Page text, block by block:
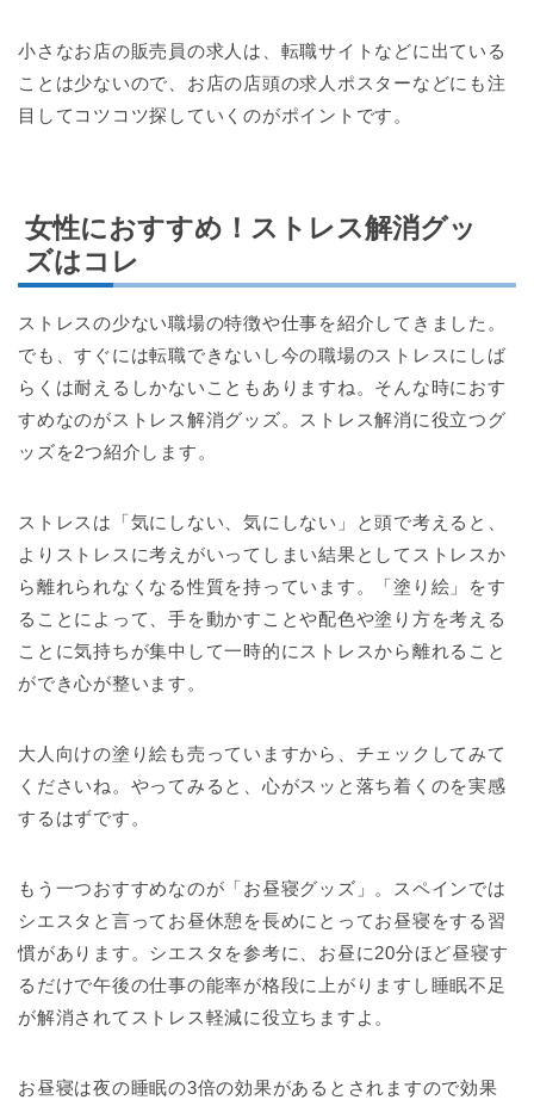
小さなお店の販売員の求人は、転職サイトなどに出ている
ことは少ないので、お店の店頭の求人ポスターなどにも注
目してコツコツ探していくのがポイントです。
女性におすすめ！ストレス解消グッ
ズはコレ
ストレスの少ない職場の特徴や仕事を紹介してきました。
でも、すぐには転職できないし今の職場のストレスにしば
らくは耐えるしかないこともありますね。そんな時におす
すめなのがストレス解消グッズ。ストレス解消に役立つグ
ッズを2つ紹介します。
ストレスは「気にしない、気にしない」と頭で考えると、
よりストレスに考えがいってしまい結果としてストレスか
ら離れられなくなる性質を持っています。「塗り絵」をす
ることによって、手を動かすことや配色や塗り方を考える
ことに気持ちが集中して一時的にストレスから離れること
ができ心が整います。
大人向けの塗り絵も売っていますから、チェックしてみて
くださいね。やってみると、心がスッと落ち着くのを実感
するはずです。
もう一つおすすめなのが「お昼寝グッズ」。スペインでは
シエスタと言ってお昼休憩を長めにとってお昼寝をする習
慣があります。シエスタを参考に、お昼に20分ほど昼寝す
るだけで午後の仕事の能率が格段に上がりますし睡眠不足
が解消されてストレス軽減に役立ちますよ。
お昼寝は夜の睡眠の3倍の効果があるとされますので効果